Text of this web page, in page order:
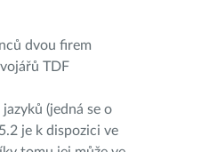
dvou firem
TDF
(jedná se o
je k dispozici ve